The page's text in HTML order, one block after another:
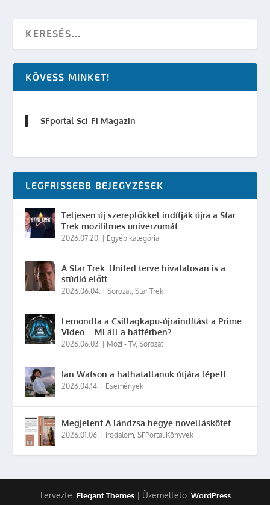
KÖVESS MINKET!
SFportal Sci-Fi Magazin
LEGFRISSEBB BEJEGYZÉSEK
Teljesen új szereplőkkel indítják újra a Star
Trek mozifilmes univerzumát
2026.07.20. | Egyéb kategória
A Star Trek: United terve hivatalosan is a
stúdió előtt
2026.06.04. |Sorozat ,Star Trek
Lemondta a Csillagkapu-újraindítást a Prime
Video – Mi áll a háttérben?
2026.06.03. | Mozi - TV,Sorozat
Ian Watson a halhatatlanok útjára lépett
2026.04.14. | Események
Megjelent A lándzsa hegye novelláskötet
2026.01.06. | Irodalom ,SFPortal Könyvek
Tervezte: Elegant Themes | Üzemeltető: WordPress